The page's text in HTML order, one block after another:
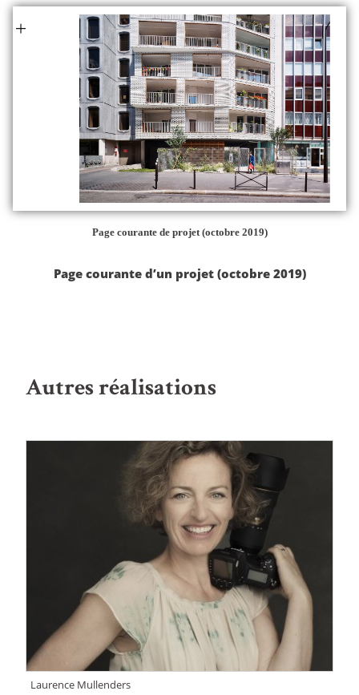
Page courante de projet (octobre 2019)
Page courante d’un projet (octobre 2019)
Autres réalisations
Laurence Mullenders